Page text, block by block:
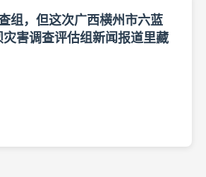
组，但这次广西横州市六蓝
灾害调查评估组新闻报道里藏